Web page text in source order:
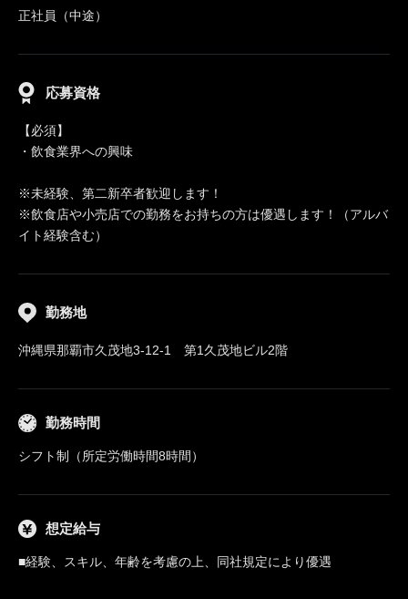
正社員（中途）
応募資格
【必須】
・飲食業界への興味
※未経験、第二新卒者歓迎します！
※飲食店や小売店での勤務をお持ちの方は優遇します！（アルバ
イト経験含む）
勤務地
沖縄県那覇市久茂地3-12-1 第1久茂地ビル2階
勤務時間
シフト制（所定労働時間8時間）
想定給与
■経験、スキル、年齢を考慮の上、同社規定により優遇